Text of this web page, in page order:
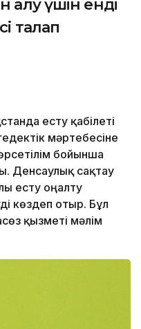
алу үшін енді
талап
есту қабілеті
мәртебесіне
бойынша
Денсаулық сақтау
есту оңалту
көздеп отыр. Бұл
қызметі мәлім